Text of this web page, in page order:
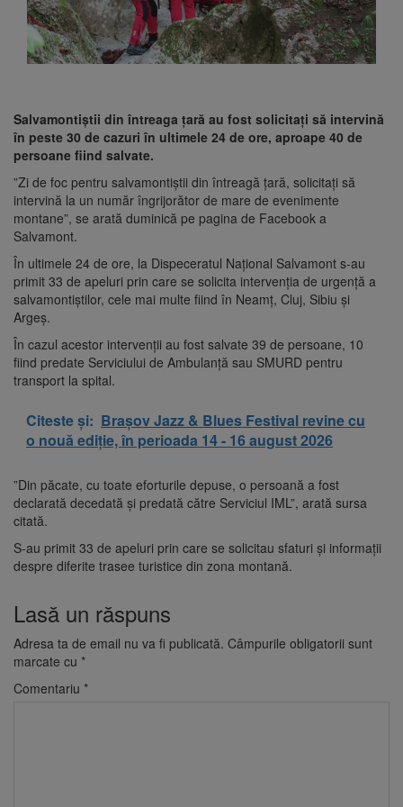
Salvamontiştii din întreaga ţară au fost solicitaţi să intervină
în peste 30 de cazuri în ultimele 24 de ore, aproape 40 de
persoane fiind salvate.
”Zi de foc pentru salvamontiştii din întreagă ţară, solicitaţi să
intervină la un număr îngrijorător de mare de evenimente
montane”, se arată duminică pe pagina de Facebook a
Salvamont.
În ultimele 24 de ore, la Dispeceratul Naţional Salvamont s-au
primit 33 de apeluri prin care se solicita intervenţia de urgenţă a
salvamontiştilor, cele mai multe fiind în Neamţ, Cluj, Sibiu şi
Argeş.
În cazul acestor intervenţii au fost salvate 39 de persoane, 10
fiind predate Serviciului de Ambulanţă sau SMURD pentru
transport la spital.
Citeste și: Brașov Jazz & Blues Festival revine cu
o nouă ediție, în perioada 14 - 16 august 2026
”Din păcate, cu toate eforturile depuse, o persoană a fost
declarată decedată şi predată către Serviciul IML”, arată sursa
citată.
S-au primit 33 de apeluri prin care se solicitau sfaturi şi informaţii
despre diferite trasee turistice din zona montană.
Lasă un răspuns
Adresa ta de email nu va fi publicată. Câmpurile obligatorii sunt
marcate cu *
Comentariu *